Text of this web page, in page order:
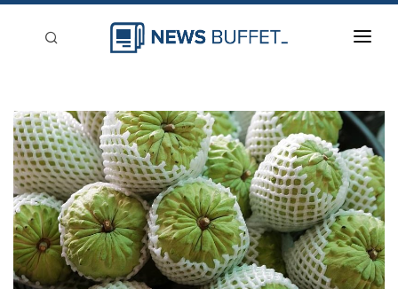
新聞稿分類
登入
刊登